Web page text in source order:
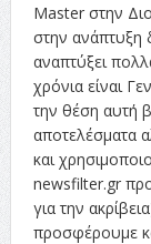
Master στην
στην ανάπτυξη
αναπτύξει
χρόνια είναι
την θέση αυτή
αποτελέσματα
και
newsfilter.gr
για την
προσφέρουμε